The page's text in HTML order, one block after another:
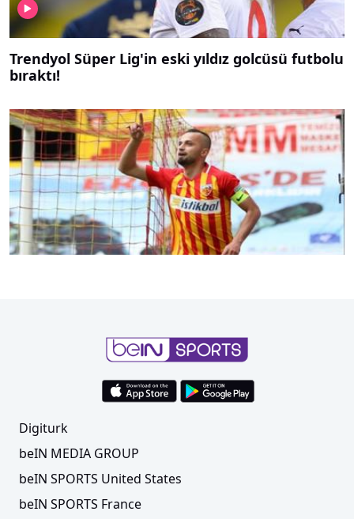
Trendyol Süper Lig'in eski yıldız golcüsü futbolu
bıraktı!
Digiturk
beIN MEDIA GROUP
beIN SPORTS United States
beIN SPORTS France